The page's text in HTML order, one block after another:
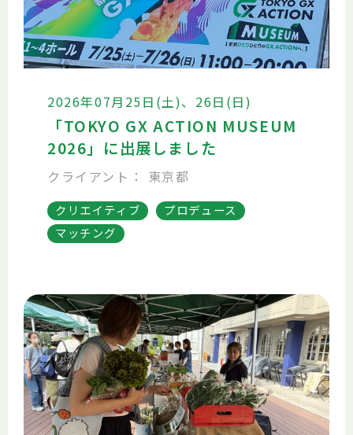
2026年07月25日(土)、26日(日)
「TOKYO GX ACTION MUSEUM
2026」に出展しました
クライアント： 東京都
クリエイティブ
プロデュース
マッチング